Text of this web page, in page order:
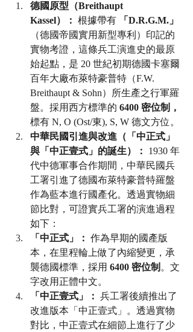
德國原型（Breithaupt
Kassel）： 根據帶有
「D.R.G.M.」
（德國帝國實用新型專利）印記的
實物考證，這條兵工演進史的最原
始起點，是 20 世紀初期德國卡塞爾
百年大廠布萊特豪普特（F.W.
Breithaupt & Sohn）所生產之行軍羅
盤。採用西方標準的 6400 密位制，
標有 N, O (Ost/東), S, W 德文方位。
中華民國引進與改進（「中正式」
與「中正壹式」的誕生）：
1930 年
代中德軍事合作期間，中華民國兵
工署引進了德國布萊特豪普特羅盤
作為藍本進行國產化。透過實物細
節比對，可證實兵工署的演進過程
如下：
「中正式」： 作為早期的國產版
本，在里程輪上做了內縮變更，承
襲德國標準，採用 6400 密位制 。文
字改用正體中文。
「中正壹式」： 兵工署後續推出了
改進版本「中正壹式」。透過實物
對比，中正壹式在細節上進行了少